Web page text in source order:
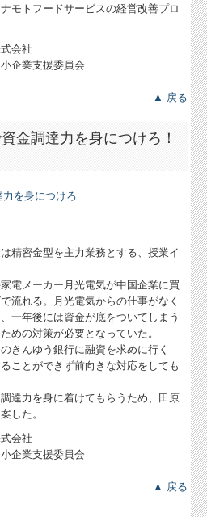
モトフードサービスの経営改善プロ
会社
業支援委員会
▲ 戻る
金調達力を身につけろ！
精密金型を主力業務とする、授業イ
電メーカー月光電気が中国企業に買
流れる。月光電気からの仕事がなく
一年後には資金が底をついてしまう
めの対策が必要となっていた。
きんゆう銀行に融資を求めに行く
ことができず前向きな対応をしても
達力を身に着けてもらうため、田原
した。
会社
業支援委員会
▲ 戻る